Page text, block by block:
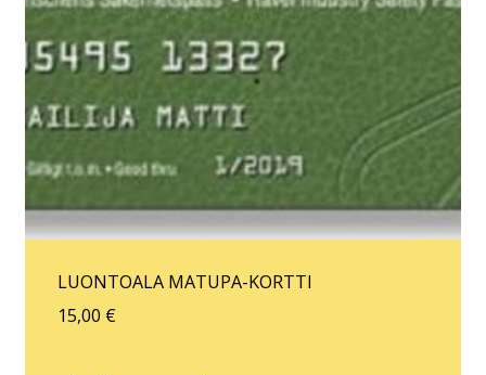
LUONTOALA MATUPA-KORTTI
15,00 €